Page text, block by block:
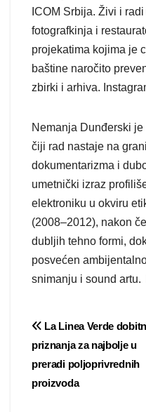
ICOM Srbija. Živi i
fotografkinja i
projekatima kojima je
baštine naročito
zbirki i arhiva.
Nemanja Dunđerski
čiji rad nastaje na
dokumentarizma i
umetnički izraz
elektroniku u okviru
(2008–2012), nakon
dubljih tehno formi,
posvećen
snimanju i sound artu.
Post
navigation
La Linea Verde
priznanja za najbolje u
preradi poljoprivrednih
proizvoda